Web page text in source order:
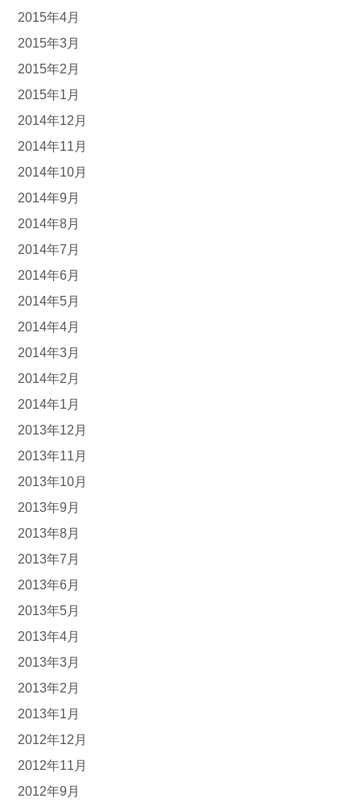
2015年4月
2015年3月
2015年2月
2015年1月
2014年12月
2014年11月
2014年10月
2014年9月
2014年8月
2014年7月
2014年6月
2014年5月
2014年4月
2014年3月
2014年2月
2014年1月
2013年12月
2013年11月
2013年10月
2013年9月
2013年8月
2013年7月
2013年6月
2013年5月
2013年4月
2013年3月
2013年2月
2013年1月
2012年12月
2012年11月
2012年9月